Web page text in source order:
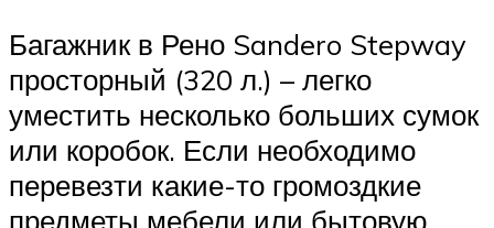
Багажник в Рено Sandero Stepway
просторный (320 л.) – легко
уместить несколько больших сумок
или коробок. Если необходимо
перевезти какие-то громоздкие
предметы мебели или бытовую